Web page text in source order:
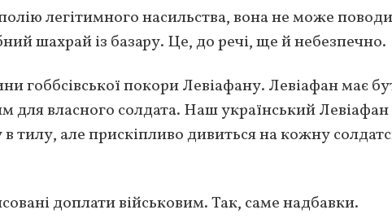
легітимного насильства, вона не може
шахрай із базару. Це, до речі, ще й небезпечно.
гоббсівської покори Левіафану. Левіафан має
для власного солдата. Наш український Левіафан
тилу, але прискіпливо дивиться на кожну
доплати військовим. Так, саме надбавки.